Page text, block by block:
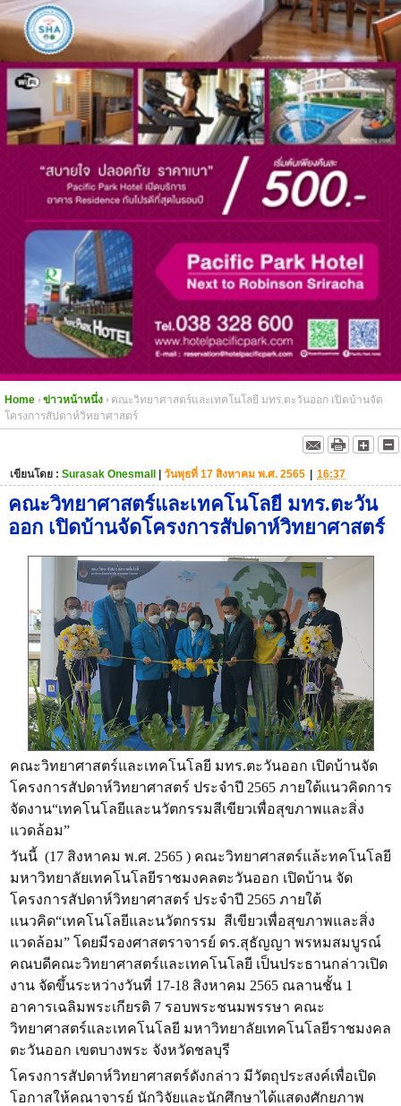
Home ข่าวหน้าหนึ่ง
คณะวิทยาศาสตร์และเทคโนโลยี มทร.ตะวันออก เปิดบ้านจัด
โครงการสัปดาห์วิทยาศาสตร์
เขียนโดย : Surasak Onesmall | วันพุธที่ 17 สิงหาคม พ.ศ. 2565 | 16:37
คณะวิทยาศาสตร์และเทคโนโลยี มทร.ตะวัน
ออก เปิดบ้านจัดโครงการสัปดาห์วิทยาศาสตร์
คณะวิทยาศาสตร์และเทคโนโลยี มทร.ตะวันออก เปิดบ้านจัด
โครงการสัปดาห์วิทยาศาสตร์ ประจำปี 2565 ภายใต้แนวคิดการ
จัดงาน“เทคโนโลยีและนวัตกรรมสีเขียวเพื่อสุขภาพและสิ่ง
แวดล้อม”
วันนี้ (17 สิงหาคม พ.ศ. 2565 ) คณะวิทยาศาสตร์แล้ะทคโนโลยี
มหาวิทยาลัยเทคโนโลยีราชมงคลตะวันออก เปิดบ้าน จัด
โครงการสัปดาห์วิทยาศาสตร์ ประจำปี 2565 ภายใต้
แนวคิด“เทคโนโลยีและนวัตกรรม สีเขียวเพื่อสุขภาพและสิ่ง
แวดล้อม” โดยมีรองศาสตราจารย์ ดร.สุธัญญา พรหมสมบูรณ์
คณบดีคณะวิทยาศาสตร์และเทคโนโลยี เป็นประธานกล่าวเปิด
งาน จัดขึ้นระหว่างวันที่ 17-18 สิงหาคม 2565 ณลานชั้น 1
อาคารเฉลิมพระเกียรติ 7 รอบพระชนมพรรษา คณะ
วิทยาศาสตร์และเทคโนโลยี มหาวิทยาลัยเทคโนโลยีราชมงคล
ตะวันออก เขตบางพระ จังหวัดชลบุรี
โครงการสัปดาห์วิทยาศาสตร์ดังกล่าว มีวัตถุประสงค์เพื่อเปิด
โอกาสให้คณาจารย์ นักวิจัยและนักศึกษาได้แสดงศักยภาพ